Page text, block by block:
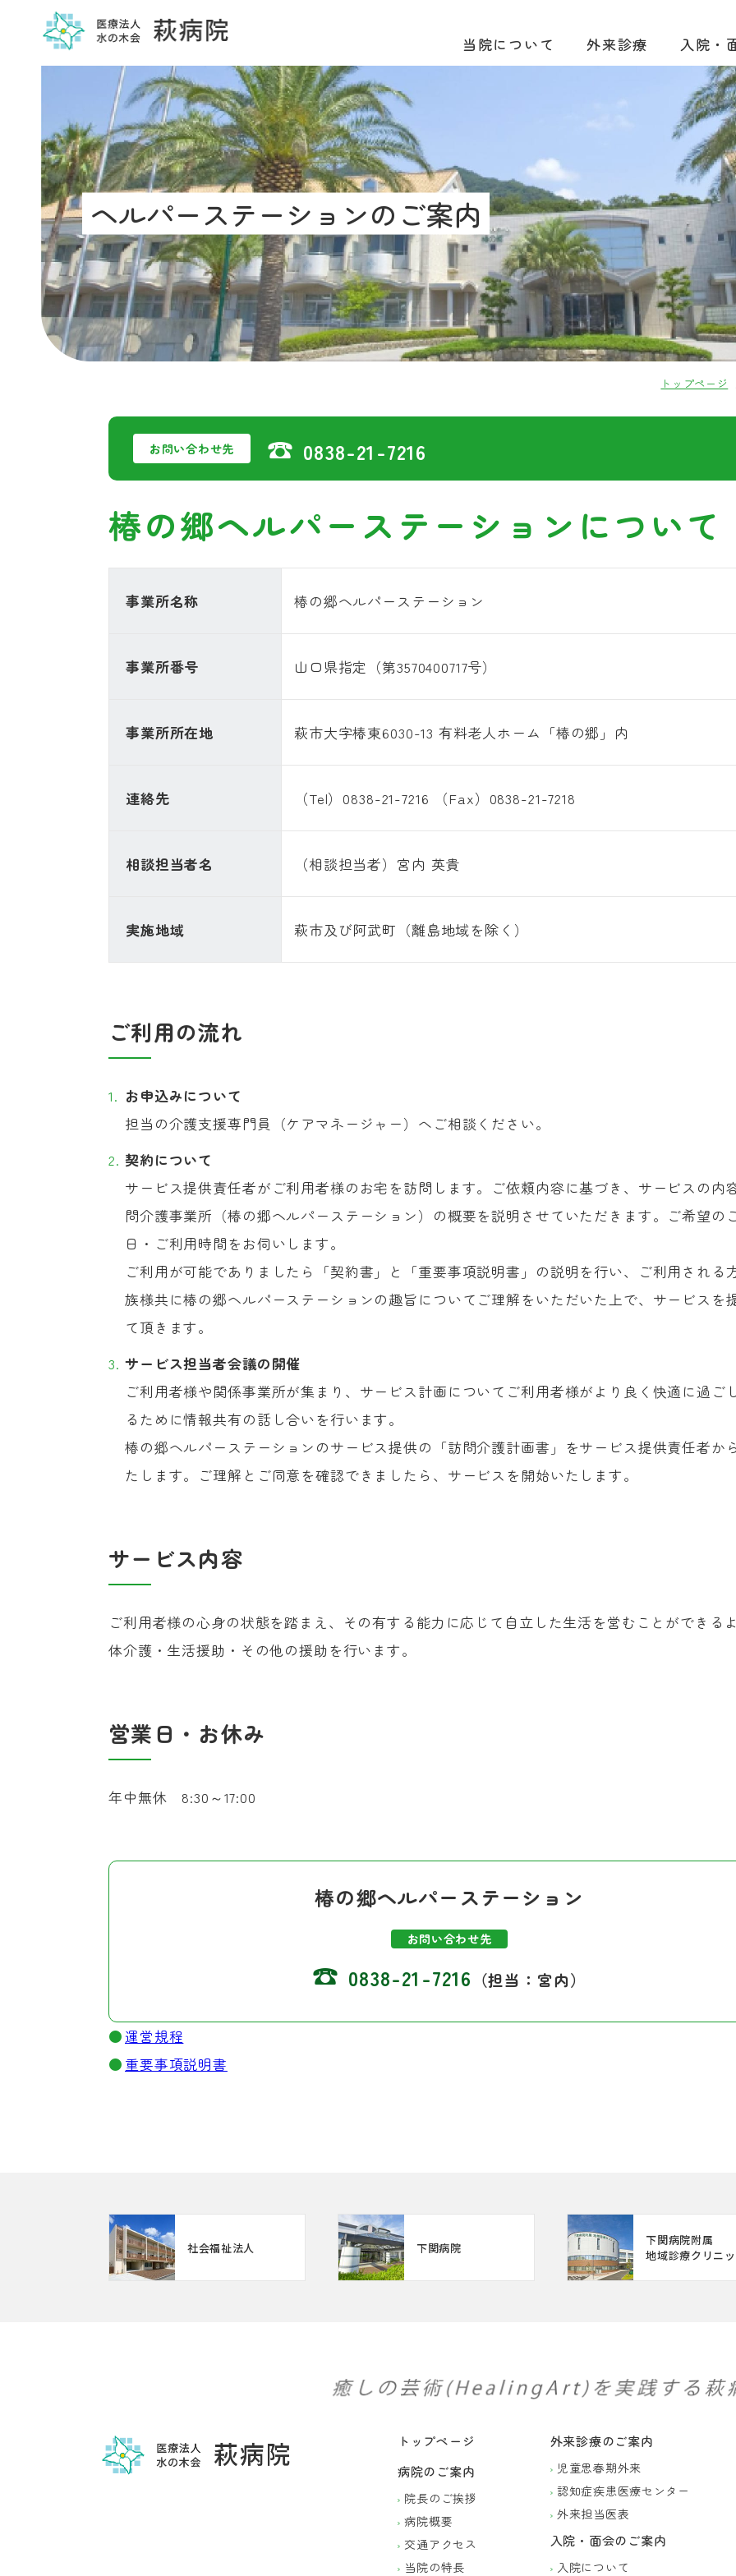
当院について 外来診療 入院・
ヘルパーステーションのご案内
トップページ
お問い合わせ先 ☎ 0838-21-7216
椿の郷ヘルパーステーションについて
事業所名称 椿の郷ヘルパーステーション
事業所番号 山口県指定（第3570400717号）
事業所所在地 萩市大字椿東6030-13 有料老人ホーム「椿の郷」内
連絡先 （Tel）0838-21-7216 （Fax）0838-21-7218
相談担当者名 （相談担当者）宮内 英貴
実施地域 萩市及び阿武町（離島地域を除く）
ご利用の流れ
お申込みについて
担当の介護支援専門員（ケアマネージャー）へご相談ください。
契約について
サービス提供責任者がご利用者様のお宅を訪問します。ご依頼内容に基づき、サービスの内
問介護事業所（椿の郷ヘルパーステーション）の概要を説明させていただきます。ご希望の
日・ご利用時間をお伺いします。
ご利用が可能でありましたら「契約書」と「重要事項説明書」の説明を行い、ご利用される
族様共に椿の郷ヘルパーステーションの趣旨についてご理解をいただいた上で、サービスを
て頂きます。
サービス担当者会議の開催
ご利用者様や関係事業所が集まり、サービス計画についてご利用者様がより良く快適に過ご
るために情報共有の話し合いを行います。
椿の郷ヘルパーステーションのサービス提供の「訪問介護計画書」をサービス提供責任者か
たします。ご理解とご同意を確認できましたら、サービスを開始いたします。
サービス内容
ご利用者様の心身の状態を踏まえ、その有する能力に応じて自立した生活を営むことができる
体介護・生活援助・その他の援助を行います。
営業日・お休み
年中無休 8:30～17:00
椿の郷ヘルパーステーション
お問い合わせ先
☎ 0838-21-7216 （担当：宮内）
運営規程
重要事項説明書
社会福祉法人 下関病院
下関病院附属
地域診療クリニ
トップページ
病院のご案内
院長のご挨拶
病院概要
交通アクセス
当院の特長
外来診療のご案内
児童思春期外来
認知症疾患医療センター
外来担当医表
入院・面会のご案内
入院について